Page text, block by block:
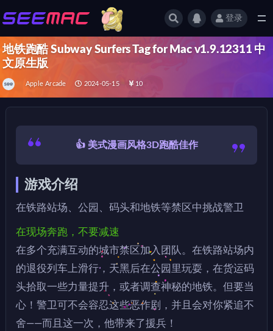
登录
地铁跑酷 Subway Surfers Tag for Mac v1.9.12311 中
文原生版
Apple Arcade 2024-05-15 10
👍 美式漫画风格3D跑酷佳作
游戏介绍
在铁路站场、公园、码头和地铁等禁区中挑战警卫
在现场奔跑，不要减速
在多个充满互动的城市禁区加入团队。在铁路站场内
的退役列车上滑行，天黑后在公园里玩耍，在货运码
头拾取一些力量提升，或者调查神秘的地铁。但要当
心！警卫可不会容忍这些恶作剧，并且会对你紧追不
舍——而且这一次，他带来了援兵！